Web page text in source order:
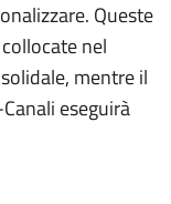
Queste
nel
mentre il
eseguirà